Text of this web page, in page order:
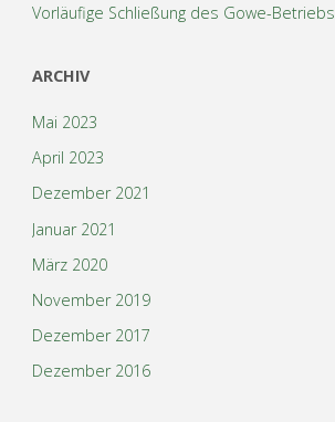
Vorläufige Schließung des Gowe-Betriebs
ARCHIV
Mai 2023
April 2023
Dezember 2021
Januar 2021
März 2020
November 2019
Dezember 2017
Dezember 2016